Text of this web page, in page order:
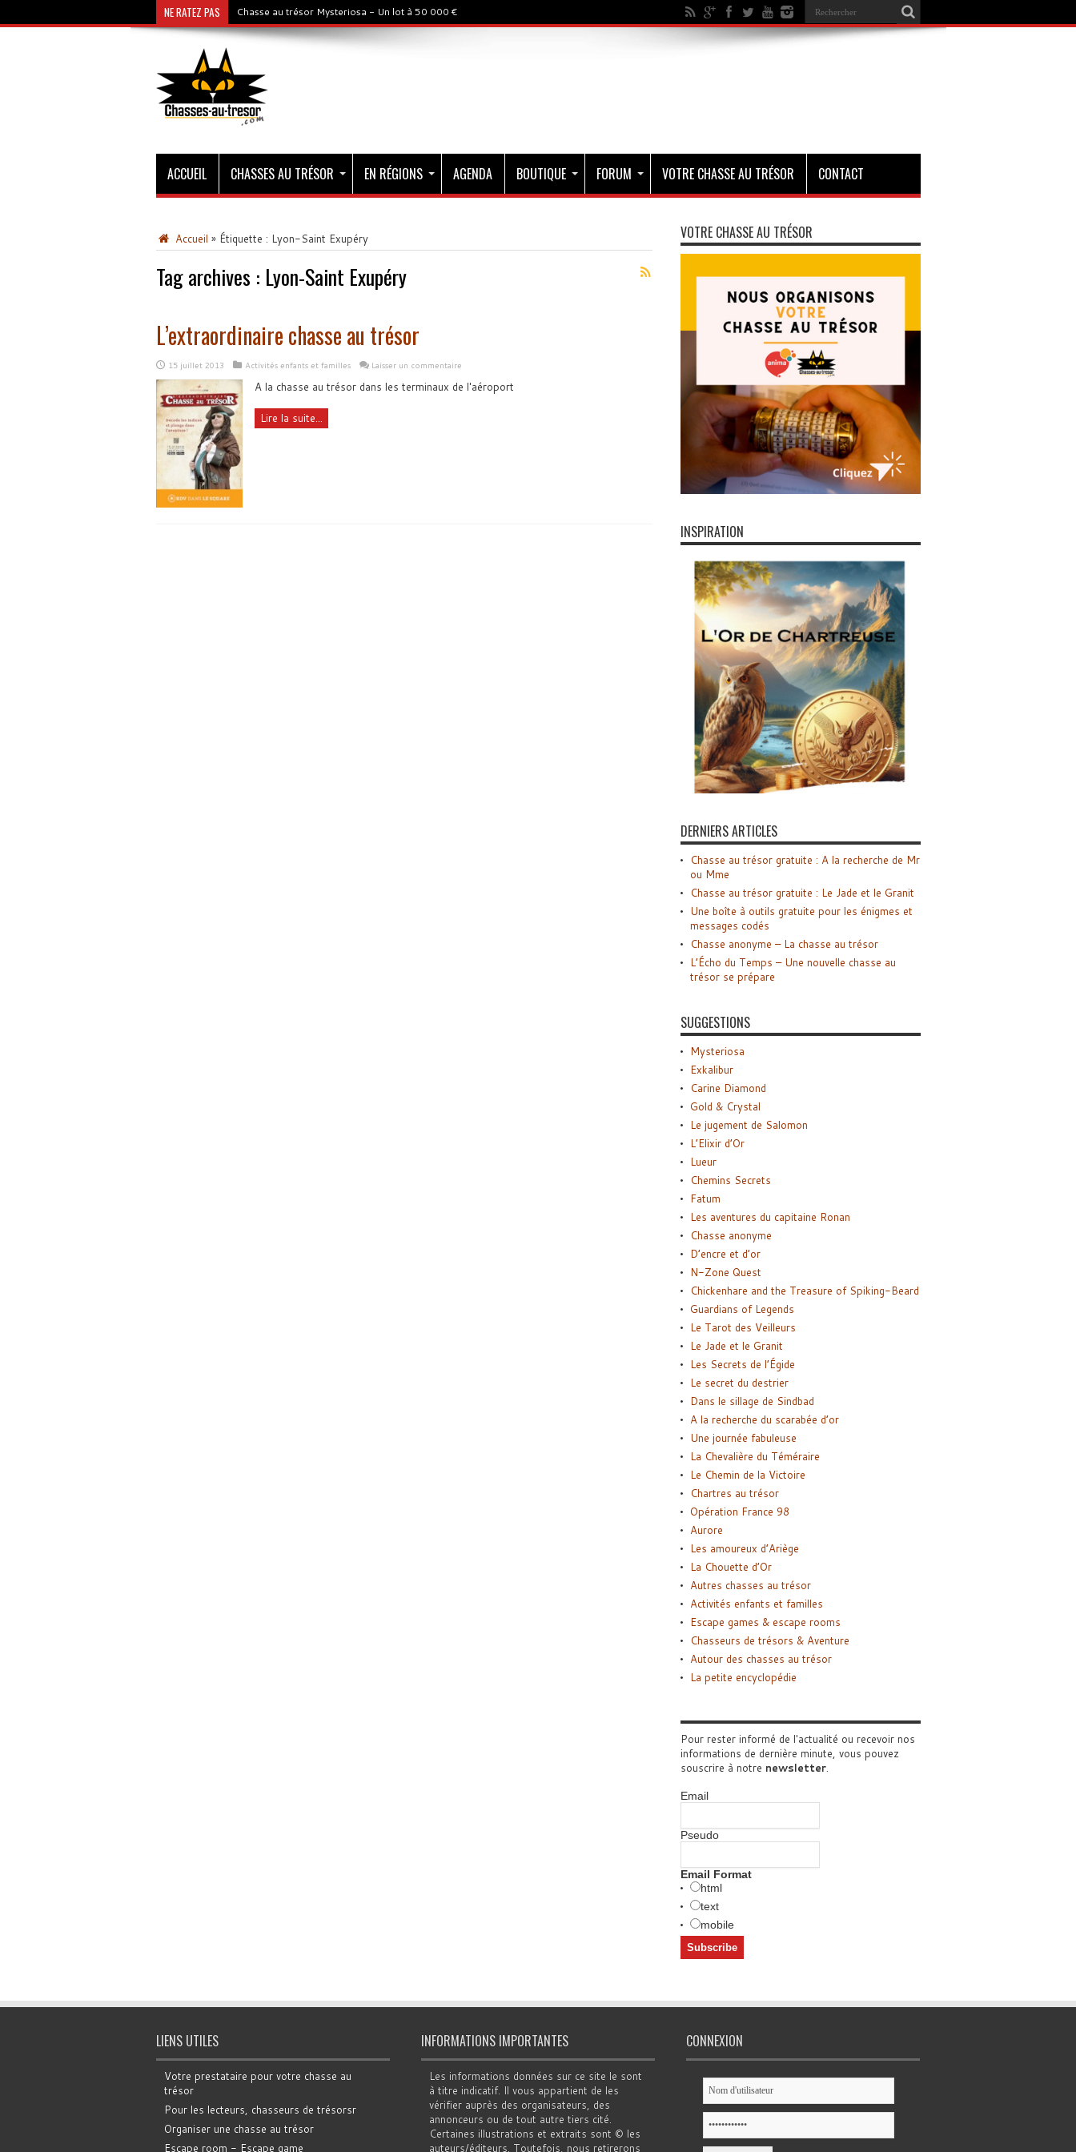
NE RATEZ PAS Chasse au trésor Mysteriosa - Un lot à 50 000 €
ACCUEIL CHASSES AU TRÉSOR EN RÉGIONS AGENDA BOUTIQUE FORUM VOTRE CHASSE AU TRÉSOR CONTACT
Accueil » Étiquette : Lyon-Saint Exupéry
Tag archives : Lyon-Saint Exupéry
L’extraordinaire chasse au trésor
15 juillet 2013 Activités enfants et familles Laisser un commentaire
A la chasse au trésor dans les terminaux de l'aéroport
Lire la suite...
VOTRE CHASSE AU TRÉSOR
INSPIRATION
DERNIERS ARTICLES
Chasse au trésor gratuite : A la recherche de Mr
ou Mme
Chasse au trésor gratuite : Le Jade et le Granit
Une boîte à outils gratuite pour les énigmes et
messages codés
Chasse anonyme – La chasse au trésor
L’Écho du Temps – Une nouvelle chasse au
trésor se prépare
SUGGESTIONS
Mysteriosa
Exkalibur
Carine Diamond
Gold & Crystal
Le jugement de Salomon
L’Elixir d’Or
Lueur
Chemins Secrets
Fatum
Les aventures du capitaine Ronan
Chasse anonyme
D’encre et d’or
N-Zone Quest
Chickenhare and the Treasure of Spiking-Beard
Guardians of Legends
Le Tarot des Veilleurs
Le Jade et le Granit
Les Secrets de l’Égide
Le secret du destrier
Dans le sillage de Sindbad
A la recherche du scarabée d’or
Une journée fabuleuse
La Chevalière du Téméraire
Le Chemin de la Victoire
Chartres au trésor
Opération France 98
Aurore
Les amoureux d’Ariège
La Chouette d’Or
Autres chasses au trésor
Activités enfants et familles
Escape games & escape rooms
Chasseurs de trésors & Aventure
Autour des chasses au trésor
La petite encyclopédie
Pour rester informé de l'actualité ou recevoir nos
informations de dernière minute, vous pouvez
souscrire à notre newsletter.
Email
Pseudo
Email Format
html
text
mobile
LIENS UTILES
Votre prestataire pour votre chasse au
trésor
Pour les lecteurs, chasseurs de trésorsr
Organiser une chasse au trésor
Escape room - Escape game
INFORMATIONS IMPORTANTES
Les informations données sur ce site le sont
à titre indicatif. Il vous appartient de les
vérifier auprès des organisateurs, des
annonceurs ou de tout autre tiers cité.
Certaines illustrations et extraits sont © les
auteurs/éditeurs. Toutefois, nous retirerons
CONNEXION